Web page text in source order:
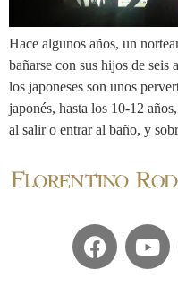
Hace algunos años, un
bañarse con sus hijos de seis
los japoneses son unos
japonés, hasta los 10-12
al salir o entrar al baño, y